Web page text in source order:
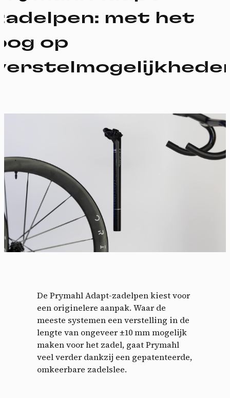
met het
op
De Prymahl Adapt-zadelpen kiest voor
een originelere aanpak. Waar de
meeste systemen een verstelling in de
lengte van ongeveer ±10 mm mogelijk
maken voor het zadel, gaat Prymahl
veel verder dankzij een gepatenteerde,
omkeerbare zadelslee.